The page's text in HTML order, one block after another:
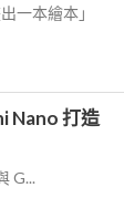
一本繪本」
Nano 打造
G...